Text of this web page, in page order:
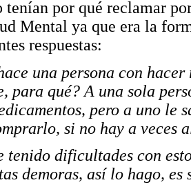
tenían por qué reclamar
Mental ya que era la
respuestas:
una persona con
para qué? A una sola
pero a uno le
si no hay a veces
tenido dificultades con
demoras, así lo hago, es